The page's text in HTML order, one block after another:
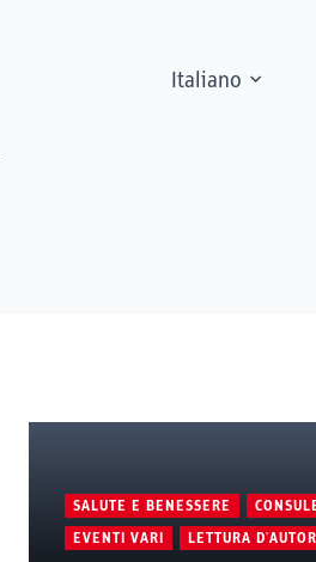
Italiano
SALUTE E BENESSERE
EVENTI VARI LETTURA